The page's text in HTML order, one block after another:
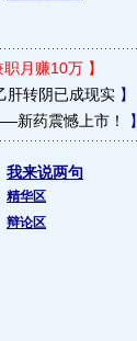
月赚10万】
肝转阴已成现实】
新药震憾上市！ 】
我来说两句
精华区
辩论区